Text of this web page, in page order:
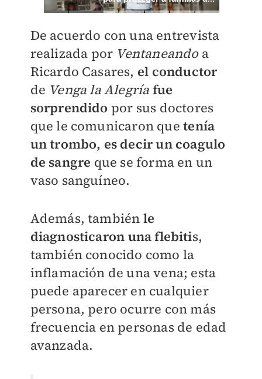
De acuerdo con una entrevista
realizada por Ventaneando a
Ricardo Casares, el conductor
de Venga la Alegría fue
sorprendido por sus doctores
que le comunicaron quetenía
un trombo, es decir un coagulo
de sangre que se forma en un
vaso sanguíneo.
Además, también le
diagnosticaron una flebitis,
también conocido como la
inflamación de una vena; esta
puede aparecer en cualquier
persona, pero ocurre con más
frecuencia en personas de edad
avanzada.